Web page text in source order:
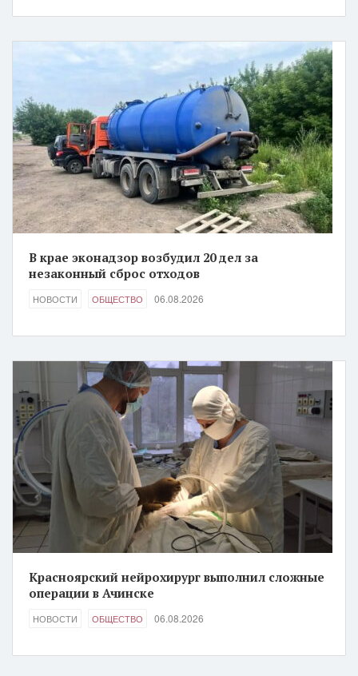
В крае эконадзор возбудил 20 дел за
незаконный сброс отходов
НОВОСТИ ОБЩЕСТВО 06.08.2026
Красноярский нейрохирург выполнил сложные
операции в Ачинске
НОВОСТИ ОБЩЕСТВО 06.08.2026